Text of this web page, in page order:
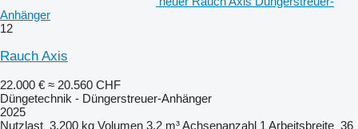
Anhänger
12
Rauch Axis
22.000 € ≈ 20.560 CHF
Düngetechnik - Düngerstreuer-Anhänger
2025
Nutzlast 3.200 kg Volumen 3,2 m³Achsenanzahl 1 Arbeitsbreite 36